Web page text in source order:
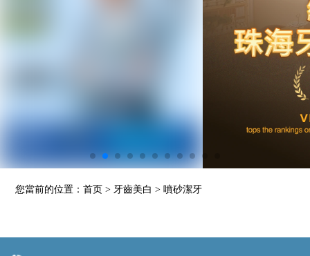
您當前的位置：首页 > 牙齒美白 >噴砂潔牙